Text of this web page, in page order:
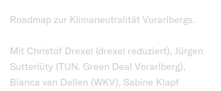
Roadmap zur Klimaneutralität Vorarlbergs.
Mit Christof Drexel (drexel reduziert), Jürgen
Sutterlüty (TUN. Green Deal Vorarlberg),
Bianca van Dellen (WKV), Sabine Klapf